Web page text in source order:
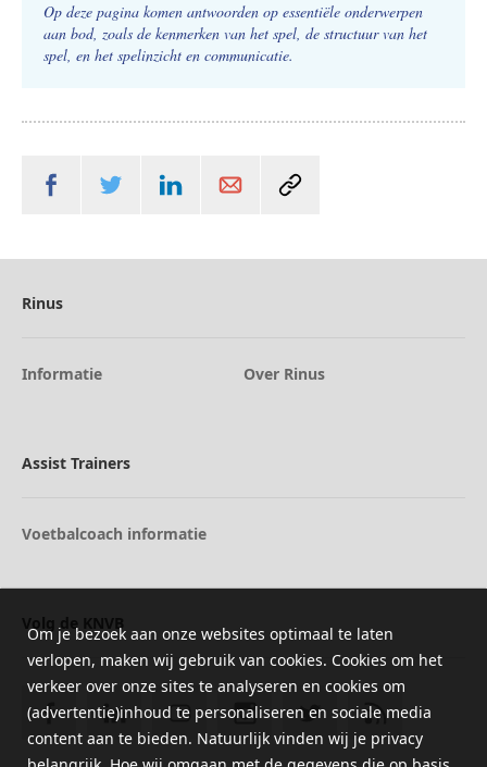
Op deze pagina komen antwoorden op essentiële onderwerpen
aan bod, zoals de kenmerken van het spel, de structuur van het
spel, en het spelinzicht en communicatie.
Rinus
Informatie Over Rinus
Assist Trainers
Voetbalcoach informatie
Volg de KNVB
Om je bezoek aan onze websites optimaal te laten
verlopen, maken wij gebruik van cookies. Cookies om het
verkeer over onze sites te analyseren en cookies om
(advertentie)inhoud te personaliseren en sociale media
content aan te bieden. Natuurlijk vinden wij je privacy